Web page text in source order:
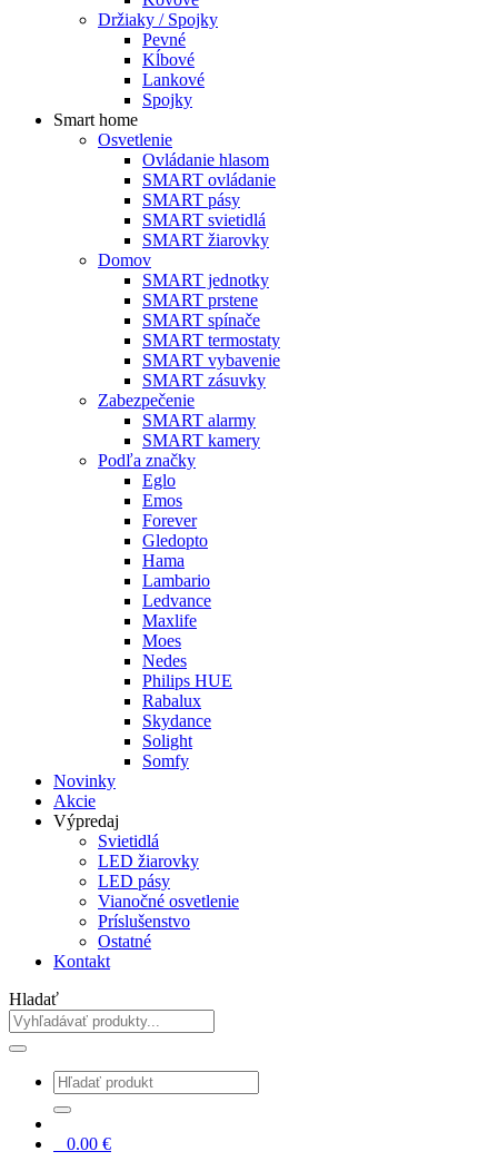
Držiaky / Spojky
Pevné
Kĺbové
Lankové
Spojky
Smart home
Osvetlenie
Ovládanie hlasom
SMART ovládanie
SMART pásy
SMART svietidlá
SMART žiarovky
Domov
SMART jednotky
SMART prstene
SMART spínače
SMART termostaty
SMART vybavenie
SMART zásuvky
Zabezpečenie
SMART alarmy
SMART kamery
Podľa značky
Eglo
Emos
Forever
Gledopto
Hama
Lambario
Ledvance
Maxlife
Moes
Nedes
Philips HUE
Rabalux
Skydance
Solight
Somfy
Novinky
Akcie
Výpredaj
Svietidlá
LED žiarovky
LED pásy
Vianočné osvetlenie
Príslušenstvo
Ostatné
Kontakt
Hladať
0.00 €